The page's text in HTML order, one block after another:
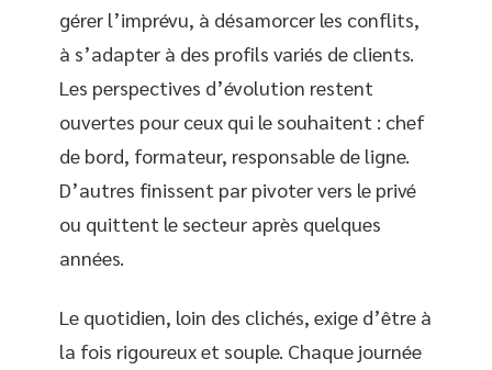
gérer l’imprévu, à désamorcer les conflits,
à s’adapter à des profils variés de clients.
Les perspectives d’évolution restent
ouvertes pour ceux qui le souhaitent : chef
de bord, formateur, responsable de ligne.
D’autres finissent par pivoter vers le privé
ou quittent le secteur après quelques
années.
Le quotidien, loin des clichés, exige d’être à
la fois rigoureux et souple. Chaque journée